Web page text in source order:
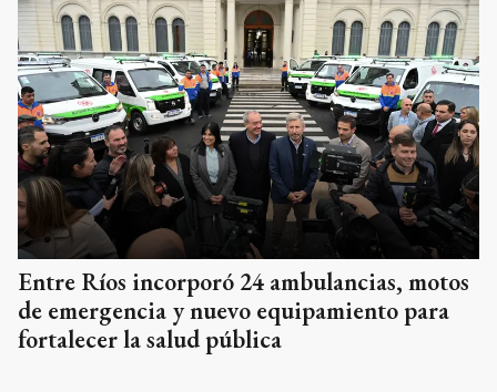
Entre Ríos incorporó 24 ambulancias, motos
de emergencia y nuevo equipamiento para
fortalecer la salud pública